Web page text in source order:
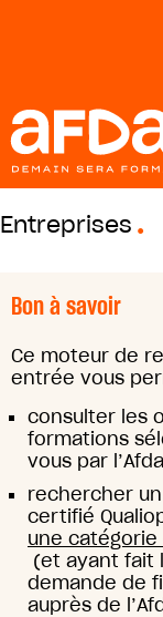
Entreprises
Bon à savoir
Ce moteur de
entrée vous
consulter les
formations
vous par
rechercher
certifié
une catégorie
(et ayant fait
demande de
auprès de